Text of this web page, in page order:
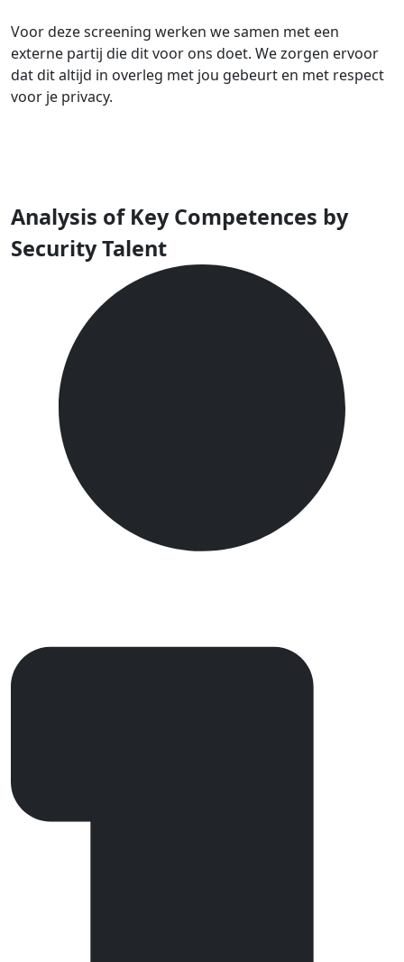
Voor deze screening werken we samen met een
externe partij die dit voor ons doet. We zorgen ervoor
dat dit altijd in overleg met jou gebeurt en met respect
voor je privacy.
Analysis of Key Competences by
Security Talent